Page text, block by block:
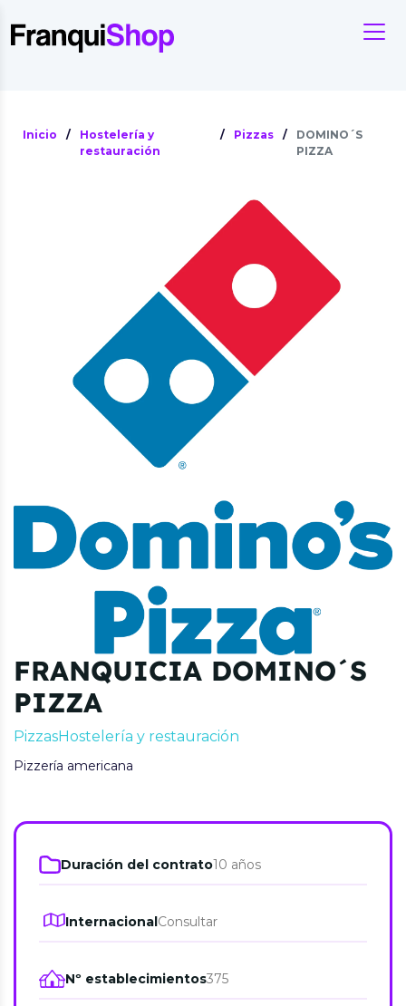
Inicio /
Hostelería y
restauración
/ Pizzas /
DOMINO´S
PIZZA
FRANQUICIA DOMINO´S
PIZZA
PizzasHostelería y restauración
Pizzería americana
Duración del contrato10 años
InternacionalConsultar
Nº establecimientos375